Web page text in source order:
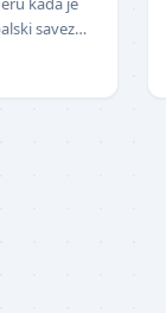
savez